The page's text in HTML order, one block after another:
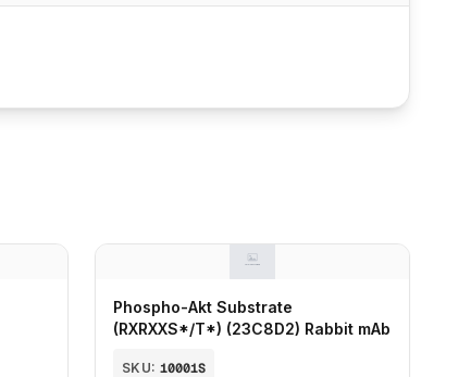
Phospho-Akt Substrate
(RXRXXS*/T*) (23C8D2) Rabbit mAb
SKU: 10001S